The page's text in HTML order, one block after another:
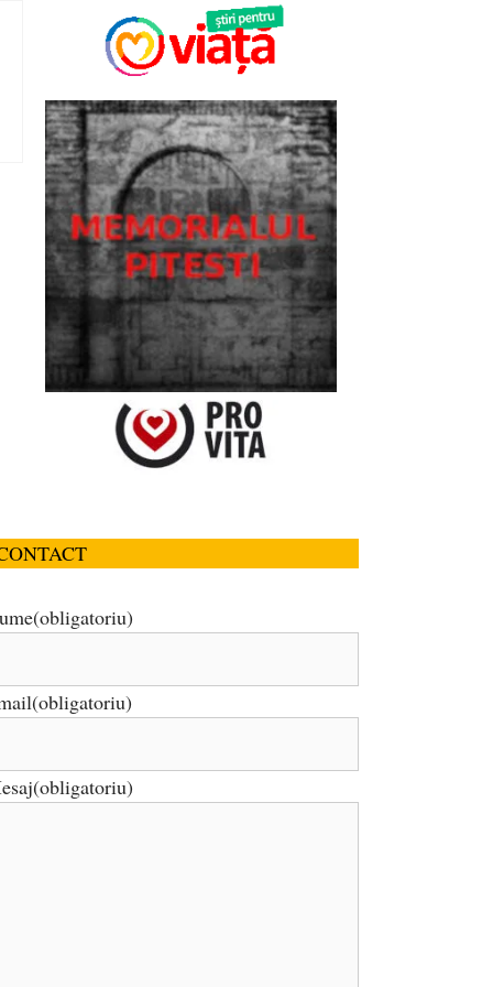
(obligatoriu)
(obligatoriu)
(obligatoriu)